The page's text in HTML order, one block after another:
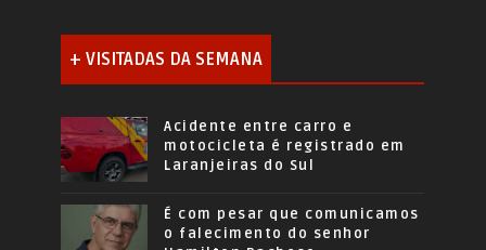
+ VISITADAS DA SEMANA
Acidente entre carro e
motocicleta é registrado em
Laranjeiras do Sul
É com pesar que comunicamos
o falecimento do senhor